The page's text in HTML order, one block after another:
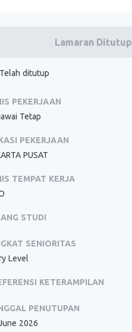
Lamaran Ditutup
Telah ditutup
PEKERJAAN
Tetap
PEKERJAAN
PUSAT
TEMPAT KERJA
STUDI
SENIORITAS
Level
KETERAMPILAN
PENUTUPAN
2026